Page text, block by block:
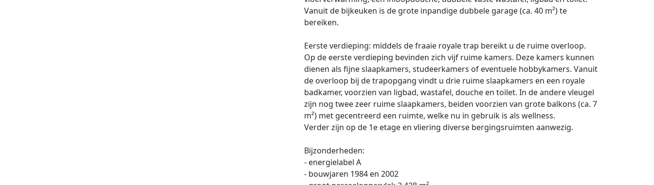
Vanuit de bijkeuken is de grote inpandige dubbele garage (ca. 40 m²) te
bereiken.
Eerste verdieping: middels de fraaie royale trap bereikt u de ruime overloop.
Op de eerste verdieping bevinden zich vijf ruime kamers. Deze kamers kunnen
dienen als fijne slaapkamers, studeerkamers of eventuele hobbykamers. Vanuit
de overloop bij de trapopgang vindt u drie ruime slaapkamers en een royale
badkamer, voorzien van ligbad, wastafel, douche en toilet. In de andere vleugel
zijn nog twee zeer ruime slaapkamers, beiden voorzien van grote balkons (ca. 7
m²) met gecentreerd een ruimte, welke nu in gebruik is als wellness.
Verder zijn op de 1e etage en vliering diverse bergingsruimten aanwezig.
Bijzonderheden:
- energielabel A
- bouwjaren 1984 en 2002